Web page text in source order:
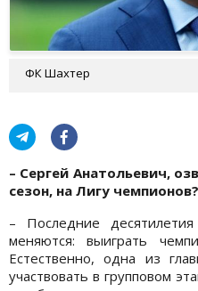
ФК Шахтер
– Сергей Анатольевич,
сезон, на Лигу чемпионов?
– Последние
меняются: выиграть
Естественно, одна из
участвовать в групповом